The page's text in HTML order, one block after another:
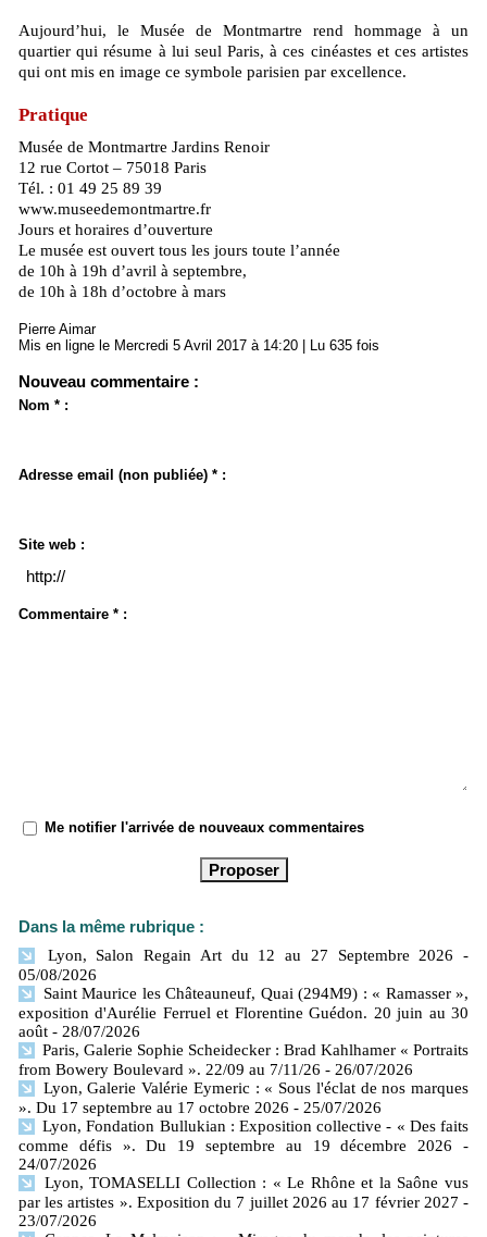
Aujourd’hui, le Musée de Montmartre rend hommage à un
quartier qui résume à lui seul Paris, à ces cinéastes et ces artistes
qui ont mis en image ce symbole parisien par excellence.
Pratique
Musée de Montmartre Jardins Renoir
12 rue Cortot – 75018 Paris
Tél. : 01 49 25 89 39
www.museedemontmartre.fr
Jours et horaires d’ouverture
Le musée est ouvert tous les jours toute l’année
de 10h à 19h d’avril à septembre,
de 10h à 18h d’octobre à mars
Pierre Aimar
Mis en ligne le Mercredi 5 Avril 2017 à 14:20 | Lu 635 fois
Nouveau commentaire :
Nom * :
Adresse email (non publiée) * :
Site web :
Commentaire * :
Me notifier l'arrivée de nouveaux commentaires
Dans la même rubrique :
Lyon, Salon Regain Art du 12 au 27 Septembre 2026
-
05/08/2026
Saint Maurice les Châteauneuf, Quai (294M9) : « Ramasser »,
exposition d'Aurélie Ferruel et Florentine Guédon. 20 juin au 30
août - 28/07/2026
Paris, Galerie Sophie Scheidecker : Brad Kahlhamer « Portraits
from Bowery Boulevard ». 22/09 au 7/11/26 - 26/07/2026
Lyon, Galerie Valérie Eymeric : « Sous l'éclat de nos marques
». Du 17 septembre au 17 octobre 2026 - 25/07/2026
Lyon, Fondation Bullukian : Exposition collective - « Des faits
comme défis ». Du 19 septembre au 19 décembre 2026
-
24/07/2026
Lyon, TOMASELLI Collection : « Le Rhône et la Saône vus
par les artistes ». Exposition du 7 juillet 2026 au 17 février 2027 -
23/07/2026